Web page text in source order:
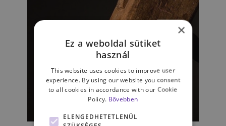
KAPCSOLATAINK
×
Ez a weboldal sütiket
használ
This website uses cookies to improve user
experience. By using our website you consent
to all cookies in accordance with our Cookie
Policy. Bővebben
ELENGEDHETETLENÜL